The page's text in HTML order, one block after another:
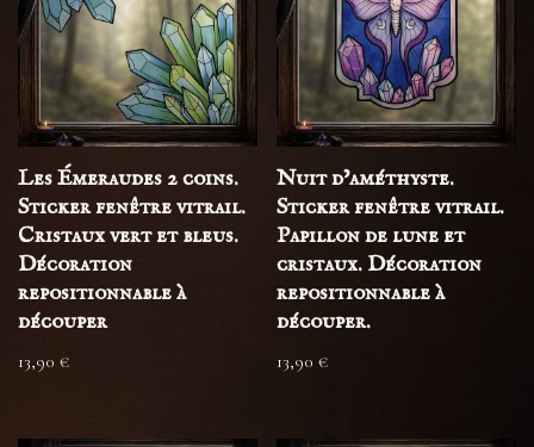
Les Émeraudes 2 coins.
Sticker fenêtre vitrail.
Cristaux vert et bleus.
Décoration
repositionnable à
découper
13,90 €
Nuit d’améthyste.
Sticker fenêtre vitrail.
Papillon de lune et
cristaux. Décoration
repositionnable à
découper.
13,90€